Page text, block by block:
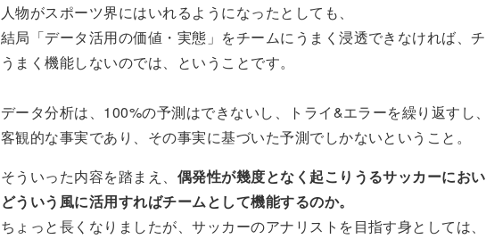
人物がスポーツ界にはいれるようになったとしても、
結局「データ活用の価値・実態」をチームにうまく浸透できなければ、
うまく機能しないのでは、ということです。
データ分析は、100%の予測はできないし、トライ&エラーを繰り返すし
客観的な事実であり、その事実に基づいた予測でしかないということ。
そういった内容を踏まえ、 偶発性が幾度となく起こりうるサッカーにおい
どういう風に活用すればチームとして機能するのか。
ちょっと長くなりましたが、サッカーのアナリストを目指す身としては